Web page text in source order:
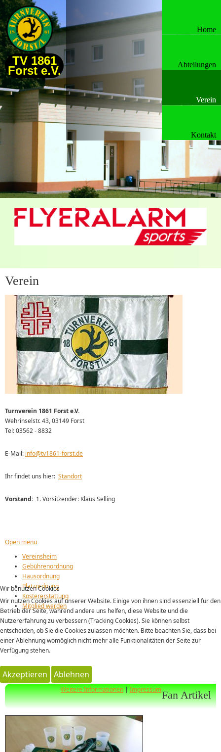
TV 1861
Forst e.V.
Home
Abteilungen
Verein
Kontakt
Verein
Turnverein 1861 Forst e.V.
Wehrinselstr. 43, 03149 Forst
Tel: 03562 - 8832
E-Mail: info@tv1861-forst.de
Ihr findet uns hier: Standort
Vorstand: 1. Vorsitzender: Klaus Selling
Open menu
Vereinsheim
Gebührenordnung
Hausordnung
Platzordnung
Kostererstattung
Mitglied werden
Fan Artikel
Wir benutzen Cookies
Wir nutzen Cookies auf unserer Website. Einige von ihnen sind essenziell für den
Betrieb der Seite, während andere uns helfen, diese Website und die
Nutzererfahrung zu verbessern (Tracking Cookies). Sie können selbst
entscheiden, ob Sie die Cookies zulassen möchten. Bitte beachten Sie, dass bei
einer Ablehnung womöglich nicht mehr alle Funktionalitäten der Seite zur
Verfügung stehen.
Akzeptieren Ablehnen
Weitere Informationen|Impressum